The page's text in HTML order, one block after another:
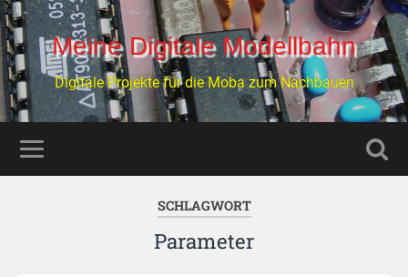
Meine Digitale Modellbahn
Digitale Projekte für die Moba zum Nachbauen
SCHLAGWORT
Parameter